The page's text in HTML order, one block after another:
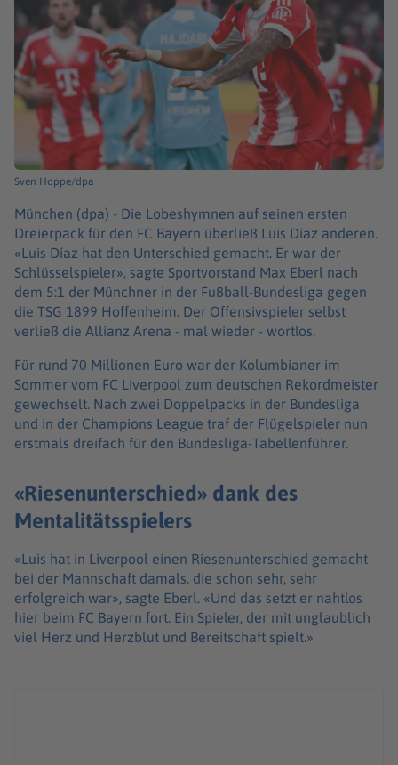
Sven Hoppe/dpa
München (dpa) - Die Lobeshymnen auf seinen ersten
Dreierpack für den FC Bayern überließ Luis Díaz anderen.
«Luis Díaz hat den Unterschied gemacht. Er war der
Schlüsselspieler», sagte Sportvorstand Max Eberl nach
dem 5:1 der Münchner in der Fußball-Bundesliga gegen
die TSG 1899 Hoffenheim. Der Offensivspieler selbst
verließ die Allianz Arena - mal wieder - wortlos.
Für rund 70 Millionen Euro war der Kolumbianer im
Sommer vom FC Liverpool zum deutschen Rekordmeister
gewechselt. Nach zwei Doppelpacks in der Bundesliga
und in der Champions League traf der Flügelspieler nun
erstmals dreifach für den Bundesliga-Tabellenführer.
«Riesenunterschied» dank des
Mentalitätsspielers
«Luis hat in Liverpool einen Riesenunterschied gemacht
bei der Mannschaft damals, die schon sehr, sehr
erfolgreich war», sagte Eberl. «Und das setzt er nahtlos
hier beim FC Bayern fort. Ein Spieler, der mit unglaublich
viel Herz und Herzblut und Bereitschaft spielt.»